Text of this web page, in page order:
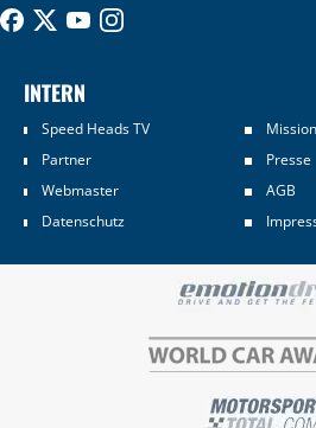
INTERN
Speed Heads TV
Mission
Partner
Presse
Webmaster
AGB
Datenschutz